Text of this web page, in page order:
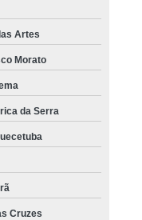
Artes
Morato
da Serra
Cruzes